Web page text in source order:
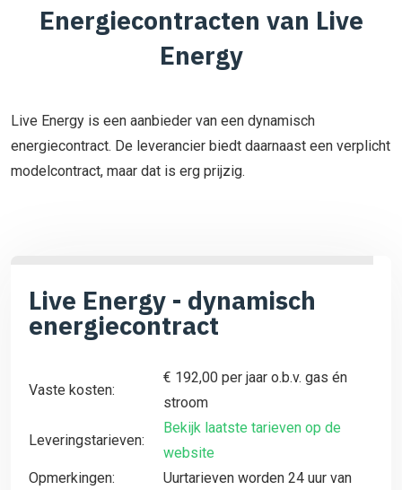
Energiecontracten van Live
Energy
Live Energy is een aanbieder van een dynamisch
energiecontract. De leverancier biedt daarnaast een verplicht
modelcontract, maar dat is erg prijzig.
Live Energy - dynamisch
energiecontract
Vaste kosten:
€ 192,00 per jaar o.b.v. gas én
stroom
Leveringstarieven:
Bekijk laatste tarieven op de
website
Opmerkingen:
Uurtarieven worden 24 uur van